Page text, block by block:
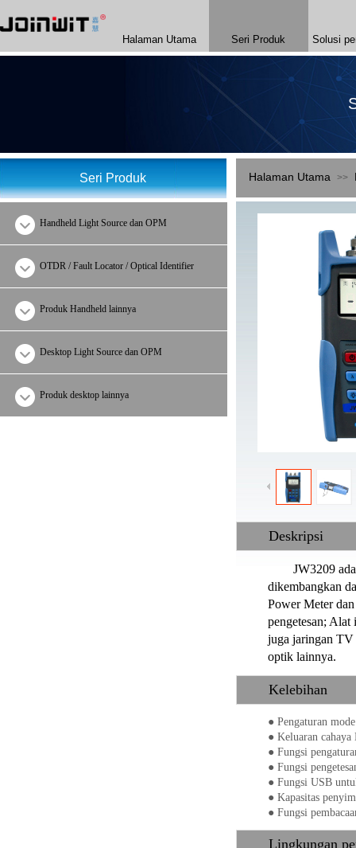
Seri Produk​ Halaman Utama >>
Deskripsi
JW3209
dikembangkan
Power Meter
pengetesan;
juga jaringan TV
optik lainnya.
Kelebihan
● Pengaturan
● Keluaran
● Fungsi
● Fungsi
● Fungsi USB
● Kapasitas
● Fungsi
Lingkungan
Handheld Light Source dan OPM
OTDR / Fault Locator / Optical Identifier
Produk Handheld lainnya
Desktop Light Source dan OPM
Produk desktop lainnya
Halaman Utama Seri Produk Solusi